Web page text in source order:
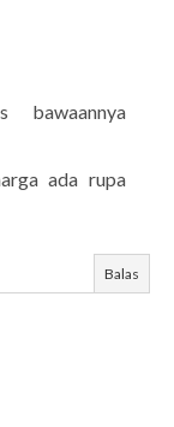
bawaannya
ada rupa
Balas